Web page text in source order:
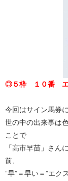
◎５枠 １０番 エ
今回はサイン馬券
世の中の出来事は
ことで
「高市早苗」さん
前、
”早”＝早い＝”エク